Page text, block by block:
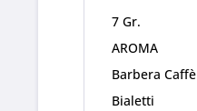
7 Gr.
AROMA
Barbera Caffè
Bialetti